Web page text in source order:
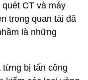
CT và máy
trong quan tài đã
là những
bị tấn công